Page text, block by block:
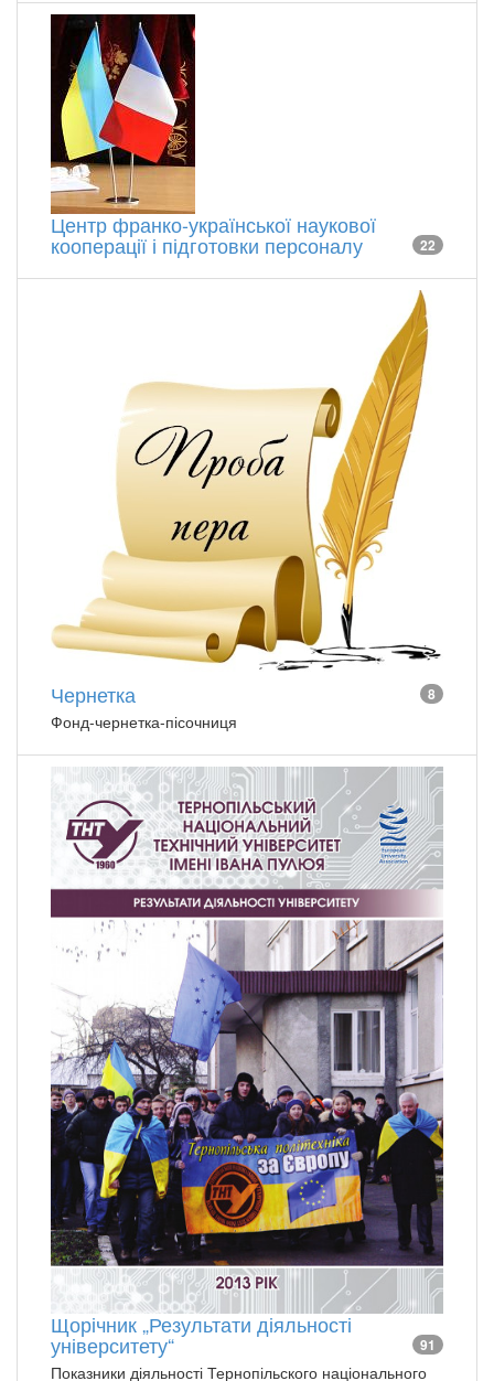
Центр франко-української наукової
кооперації і підготовки персоналу 22
Чернетка 8
Фонд-чернетка-пісочниця
Щорічник „Результати діяльності
університету“ 91
Показники діяльності Тернопільского національного